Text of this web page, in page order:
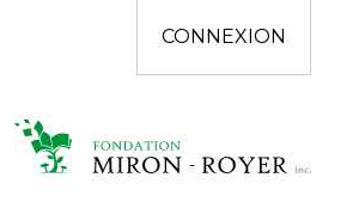
CONNEXION